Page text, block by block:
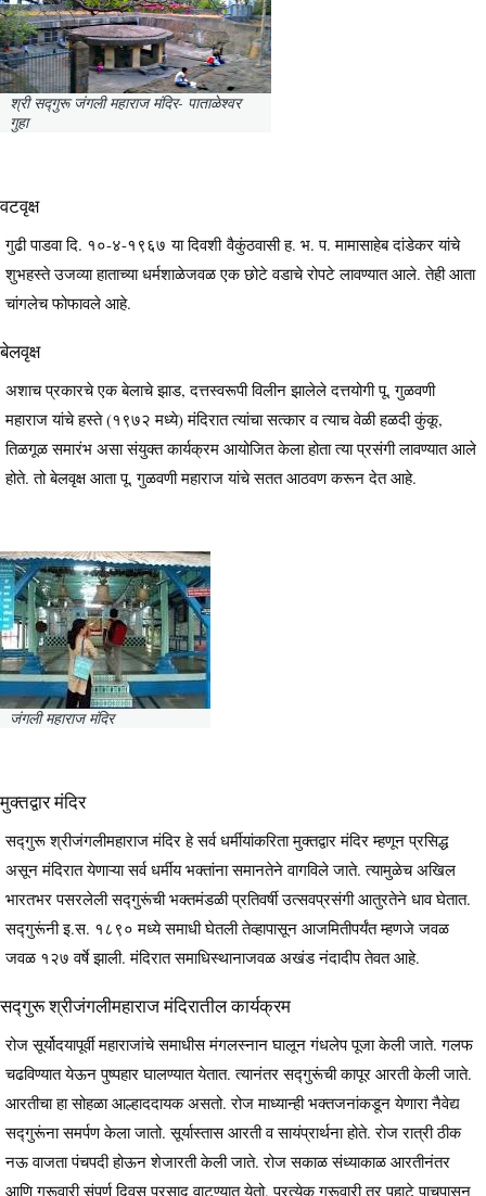
श्री सद्‍गुरू जंगली महाराज मंदिर- पाताळेश्वर
गुहा
वटवृक्ष
गुढी पाडवा दि. १०-४-१९६७ या दिवशी वैकुंठवासी ह. भ. प. मामासाहेब दांडेकर यांचे
शुभहस्ते उजव्या हाताच्या धर्मशाळेजवळ एक छोटे वडाचे रोपटे लावण्यात आले. तेही आता
चांगलेच फोफावले आहे.
बेलवृक्ष
अशाच प्रकारचे एक बेलाचे झाड, दत्तस्वरूपी विलीन झालेले दत्तयोगी पू. गुळवणी
महाराज यांचे हस्ते (१९७२ मध्ये) मंदिरात त्यांचा सत्कार व त्याच वेळी हळदी कुंकू,
तिळगूळ समारंभ असा संयुक्त कार्यक्रम आयोजित केला होता त्या प्रसंगी लावण्यात आले
होते. तो बेलवृक्ष आता पू. गुळवणी महाराज यांचे सतत आठवण करून देत आहे.
जंगली महाराज मंदिर
मुक्तद्वार मंदिर
सद्गुरू श्रीजंगलीमहाराज मंदिर हे सर्व धर्मीयांकरिता मुक्तद्वार मंदिर म्हणून प्रसिद्ध
असून मंदिरात येणाऱ्या सर्व धर्मीय भक्तांना समानतेने वागविले जाते. त्यामुळेच अखिल
भारतभर पसरलेली सद्गुरूंची भक्तमंडळी प्रतिवर्षी उत्सवप्रसंगी आतुरतेने धाव घेतात.
सद्गुरूंनी इ.स. १८९० मध्ये समाधी घेतली तेव्हापासून आजमितीपर्यंत म्हणजे जवळ
जवळ १२७ वर्षे झाली. मंदिरात समाधिस्थानाजवळ अखंड नंदादीप तेवत आहे.
सद्गुरू श्रीजंगलीमहाराज मंदिरातील कार्यक्रम
रोज सूर्योदयापूर्वी महाराजांचे समाधीस मंगलस्नान घालून गंधलेप पूजा केली जाते. गलफ
चढविण्यात येऊन पुष्पहार घालण्यात येतात. त्यानंतर सद्गुरूंची कापूर आरती केली जाते.
आरतीचा हा सोहळा आल्हाददायक असतो. रोज माध्यान्ही भक्तजनांकडून येणारा नैवेद्य
सद्गुरूंना समर्पण केला जातो. सूर्यास्तास आरती व सायंप्रार्थना होते. रोज रात्री ठीक
नऊ वाजता पंचपदी होऊन शेजारती केली जाते. रोज सकाळ संध्याकाळ आरतीनंतर
आणि गुरूवारी संपूर्ण दिवस प्रसाद वाटण्यात येतो. प्रत्येक गुरूवारी तर पहाटे पाचपासून